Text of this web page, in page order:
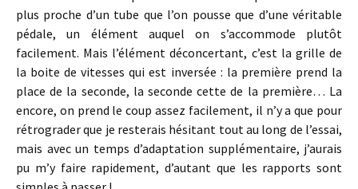
plus proche d’un tube que l’on pousse que d’une véritable
pédale, un élément auquel on s’accommode plutôt
facilement. Mais l’élément déconcertant, c’est la grille de
la boite de vitesses qui est inversée : la première prend la
place de la seconde, la seconde cette de la première… La
encore, on prend le coup assez facilement, il n’y a que pour
rétrograder que je resterais hésitant tout au long de l’essai,
mais avec un temps d’adaptation supplémentaire, j’aurais
pu m’y faire rapidement, d’autant que les rapports sont